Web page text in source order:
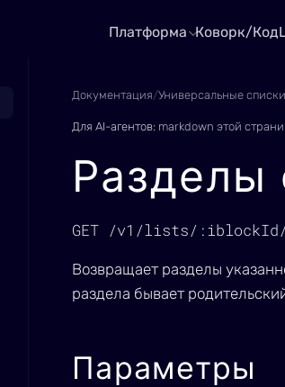
Платформа Коворк/Код
Документация/Универсальные списки
Для AI-агентов: markdown этой
Разделы
GET /v1/lists/
Возвращает разделы
раздела бывает
Параметры